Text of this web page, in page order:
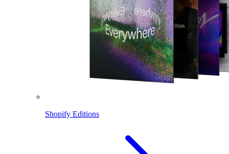
Shopify Editions